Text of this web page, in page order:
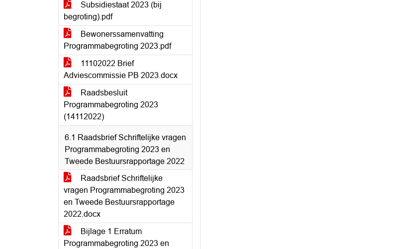
Subsidiestaat 2023 (bij
begroting).pdf
Bewonerssamenvatting
Programmabegroting 2023.pdf
11102022 Brief
Adviescommissie PB 2023.docx
Raadsbesluit
Programmabegroting 2023
(14112022)
6.1 Raadsbrief Schriftelijke vragen
Programmabegroting 2023 en
Tweede Bestuursrapportage 2022
Raadsbrief Schriftelijke
vragen Programmabegroting 2023
en Tweede Bestuursrapportage
2022.docx
Bijlage 1 Erratum
Programmabegroting 2023 en